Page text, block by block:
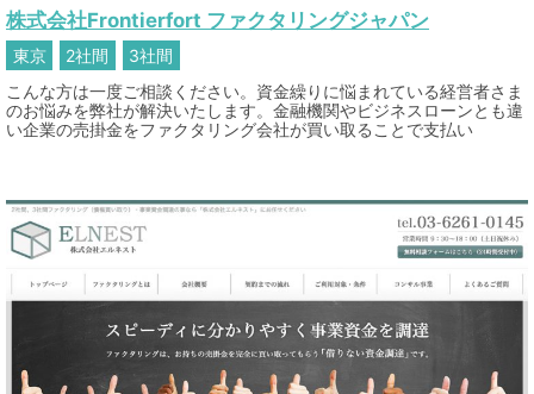
株式会社Frontierfort ファクタリングジャパン
東京 2社間
3社間
こんな方は一度ご相談ください。資金繰りに悩まれている経営者さま
のお悩みを弊社が解決いたします。金融機関やビジネスローンとも違
い企業の売掛金をファクタリング会社が買い取ることで支払い